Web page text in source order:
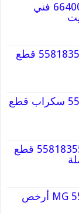
تظليل سيارة الكويت 66400552 فني
قطع غيار سيارات كورية 55818355 قطع
قطع غيار كاديلاك 55818355 سكراب قطع
قطع غيار سيارات المانية 55818355 قطع
قطع غيار أم جي MG 55818355 أرخص